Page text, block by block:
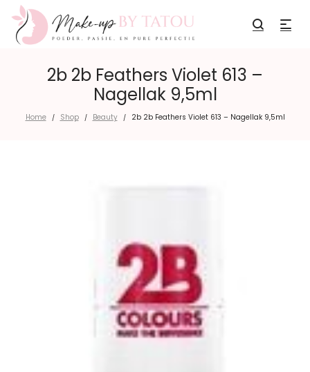
2b 2b Feathers Violet 613 –
Nagellak 9,5ml
Home / Shop / Beauty / 2b 2b Feathers Violet 613 – Nagellak 9,5ml